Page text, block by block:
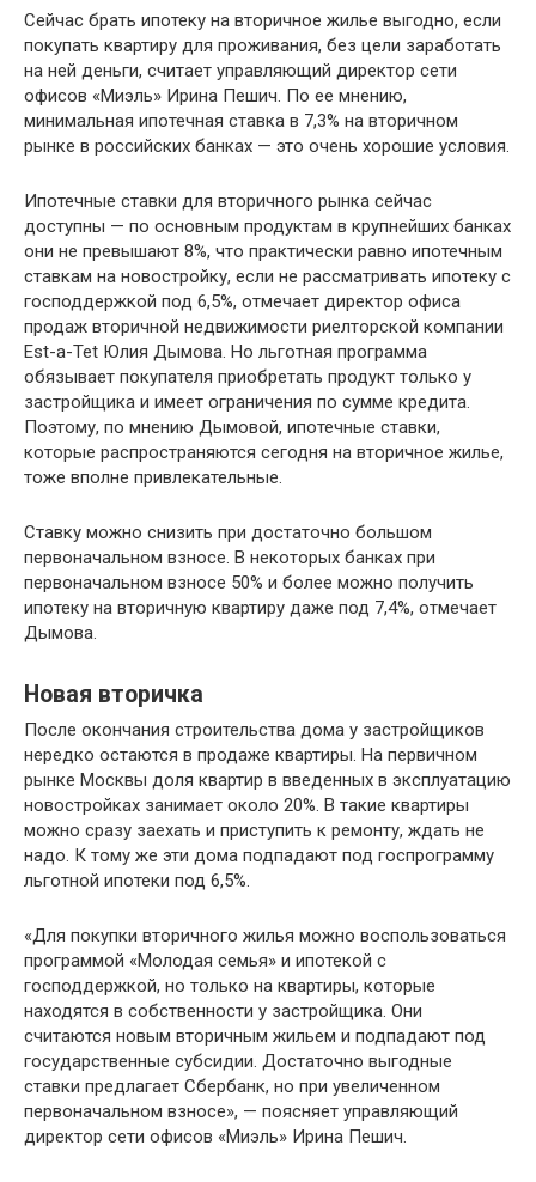
Сейчас брать ипотеку на вторичное жилье выгодно, если
покупать квартиру для проживания, без цели заработать
на ней деньги, считает управляющий директор сети
офисов «Миэль» Ирина Пешич. По ее мнению,
минимальная ипотечная ставка в 7,3% на вторичном
рынке в российских банках — это очень хорошие условия.
Ипотечные ставки для вторичного рынка сейчас
доступны — по основным продуктам в крупнейших банках
они не превышают 8%, что практически равно ипотечным
ставкам на новостройку, если не рассматривать ипотеку с
господдержкой под 6,5%, отмечает директор офиса
продаж вторичной недвижимости риелторской компании
Est-a-Tet Юлия Дымова. Но льготная программа
обязывает покупателя приобретать продукт только у
застройщика и имеет ограничения по сумме кредита.
Поэтому, по мнению Дымовой, ипотечные ставки,
которые распространяются сегодня на вторичное жилье,
тоже вполне привлекательные.
Ставку можно снизить при достаточно большом
первоначальном взносе. В некоторых банках при
первоначальном взносе 50% и более можно получить
ипотеку на вторичную квартиру даже под 7,4%, отмечает
Дымова.
Новая вторичка
После окончания строительства дома у застройщиков
нередко остаются в продаже квартиры. На первичном
рынке Москвы доля квартир в введенных в эксплуатацию
новостройках занимает около 20%. В такие квартиры
можно сразу заехать и приступить к ремонту, ждать не
надо. К тому же эти дома подпадают под госпрограмму
льготной ипотеки под 6,5%.
«Для покупки вторичного жилья можно воспользоваться
программой «Молодая семья» и ипотекой с
господдержкой, но только на квартиры, которые
находятся в собственности у застройщика. Они
считаются новым вторичным жильем и подпадают под
государственные субсидии. Достаточно выгодные
ставки предлагает Сбербанк, но при увеличенном
первоначальном взносе», — поясняет управляющий
директор сети офисов «Миэль» Ирина Пешич.